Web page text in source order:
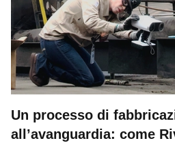
Un processo di
all’avanguardia: come